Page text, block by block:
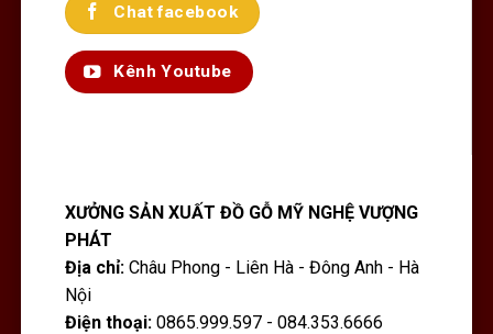
Chat facebook
Kênh Youtube
XƯỞNG SẢN XUẤT ĐỒ GỖ MỸ NGHỆ VƯỢNG
PHÁT
Địa chỉ:Châu Phong - Liên Hà - Đông Anh - Hà
Nội
Điện thoại:0865.999.597 - 084.353.6666